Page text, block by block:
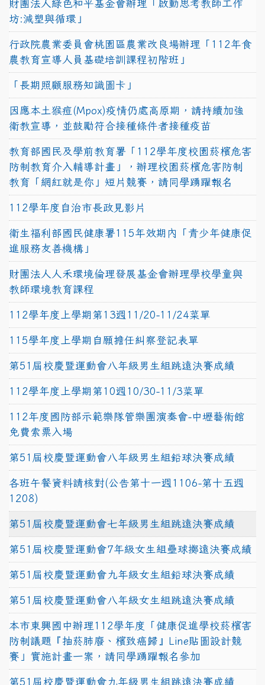
財團法人綠色和平基金會辦理「啟動思考教師工作
坊:減塑與循環」
行政院農業委員會桃園區農業改良場辦理「112年食
農教育宣導人員基礎培訓課程初階班」
「長期照顧服務知識圖卡」
因應本土猴痘(Mpox)疫情仍處高原期，請持續加強
衛教宣導，並鼓勵符合接種條件者接種疫苗
教育部國民及學前教育署「112學年度校園菸檳危害
防制教育介入輔導計畫」，辦理校園菸檳危害防制
教育「網紅就是你」短片競賽，請同學踴躍報名
112學年度自治市長政見影片
衛生福利部國民健康署115年效期內「青少年健康促
進服務友善機構」
財團法人人禾環境倫理發展基金會辦理學校學童與
教師環境教育課程
112學年度上學期第13週11/20-11/24菜單
115學年度上學期自願擔任糾察登記表單
第51屆校慶暨運動會八年級男生組跳遠決賽成績
112學年度上學期第10週10/30-11/3菜單
112年度國防部示範樂隊管樂團演奏會-中壢藝術館
免費索票入場
第51屆校慶暨運動會八年級男生組鉛球決賽成績
各班午餐資料請核對(公告第十一週1106-第十五週
1208)
第51屆校慶暨運動會七年級男生組跳遠決賽成績
第51屆校慶暨運動會7年級女生組壘球擲遠決賽成績
第51屆校慶暨運動會九年級女生組鉛球決賽成績
第51屆校慶暨運動會八年級女生組跳遠決賽成績
本市東興國中辦理112學年度「健康促進學校菸檳害
防制議題『抽菸肺廢、檳致癌歸』Line貼圖設計競
賽」實施計畫一案，請同學踴躍報名參加
第51屆校慶暨運動會九年級男生組跳遠決賽成績